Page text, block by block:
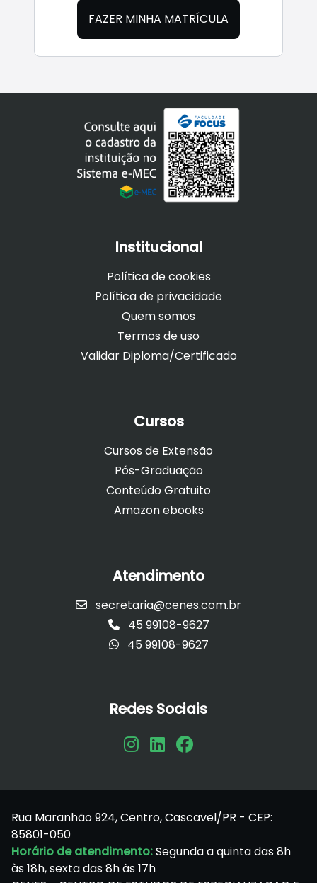
FAZER MINHA MATRÍCULA
Institucional
Política de cookies
Política de privacidade
Quem somos
Termos de uso
Validar Diploma/Certificado
Cursos
Cursos de Extensão
Pós-Graduação
Conteúdo Gratuito
Amazon ebooks
Atendimento
secretaria@cenes.com.br
45 99108-9627
45 99108-9627
Redes Sociais
Rua Maranhão 924, Centro, Cascavel/PR - CEP:
85801-050
Horário de atendimento:Segunda a quinta das 8h
às 18h, sexta das 8h às 17h